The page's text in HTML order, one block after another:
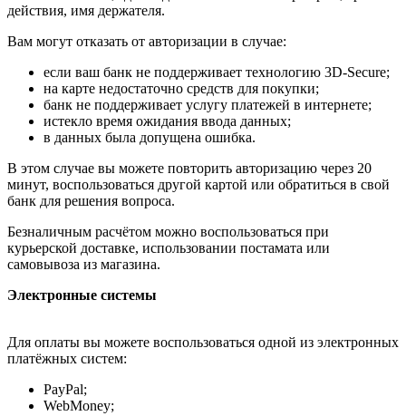
действия, имя держателя.
Вам могут отказать от авторизации в случае:
если ваш банк не поддерживает технологию 3D-Secure;
на карте недостаточно средств для покупки;
банк не поддерживает услугу платежей в интернете;
истекло время ожидания ввода данных;
в данных была допущена ошибка.
В этом случае вы можете повторить авторизацию через 20
минут, воспользоваться другой картой или обратиться в свой
банк для решения вопроса.
Безналичным расчётом можно воспользоваться при
курьерской доставке, использовании постамата или
самовывоза из магазина.
Электронные системы
Для оплаты вы можете воспользоваться одной из электронных
платёжных систем:
PayPal;
WebMoney;